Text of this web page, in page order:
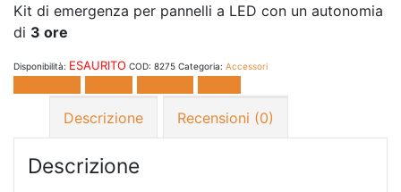
Kit di emergenza per pannelli a LED con un autonomia
di 3 ore
Disponibilità: ESAURITO COD: 8275 Categoria: Accessori
Descrizione
Recensioni (0)
Descrizione